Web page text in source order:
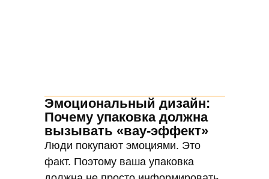
Эмоциональный дизайн:
Почему упаковка должна
вызывать «вау-эффект»
Люди покупают эмоциями. Это
факт. Поэтому ваша упаковка